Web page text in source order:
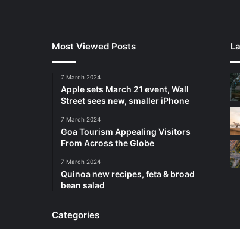
Most Viewed Posts
7 March 2024
Apple sets March 21 event, Wall
Street sees new, smaller iPhone
7 March 2024
Goa Tourism Appealing Visitors
From Across the Globe
7 March 2024
Quinoa new recipes, feta & broad
bean salad
Categories